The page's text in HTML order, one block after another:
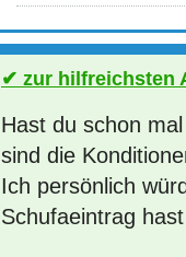
zur hilfreichsten
Hast du schon
sind die
Ich persönlich
Schufaeintrag